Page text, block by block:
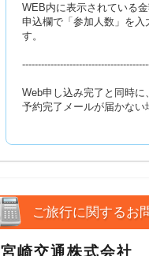
WEB内に表示されている
申込欄で「参加人数」を
す。
Web申し込み完了と同時に
予約完了メールが届かない
ご旅行に関するお
宮崎交通株式会社